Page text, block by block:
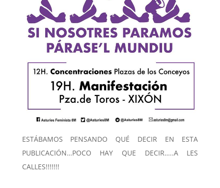
ESTÁBAMOS PENSANDO QUÉ DECIR EN ESTA
PUBLICACIÓN…POCO HAY QUE DECIR…..A LES
CALLES!!!!!!!